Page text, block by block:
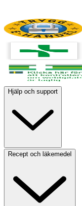
Hjälp och support
Recept och läkemedel